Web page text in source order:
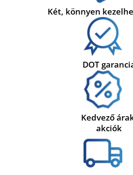
Két, könnyen
DOT
Kedvező
akciók